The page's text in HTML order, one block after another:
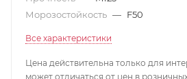
Морозостойкость — F50
Все характеристики
Цена действительна только для
может отличаться от цен в